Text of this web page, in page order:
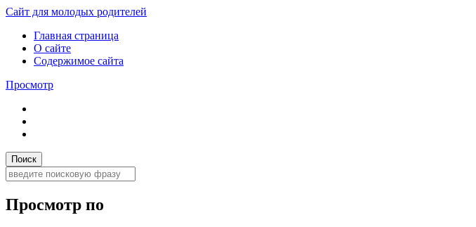
Сайт для молодых родителей
Главная страница
О сайте
Содержимое сайта
Просмотр
Просмотр по